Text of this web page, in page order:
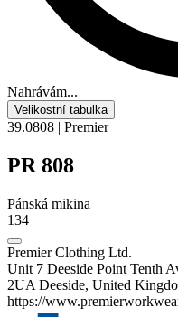
Nahrávám...
Velikostní tabulka
39.0808 | Premier
PR 808
Pánská mikina
134
Premier Clothing Ltd.
Unit 7 Deeside Point Tenth
2UA Deeside, United
https://